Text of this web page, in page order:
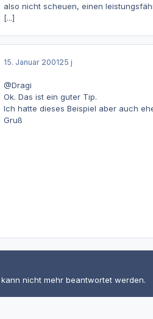
also nicht scheuen, einen
[...]
15. Januar 200125 j
@Dragi
Ok. Das ist ein guter Tip.
Ich hatte dieses Beispiel aber auch
Gruß
nicht mehr beantwortet werden.